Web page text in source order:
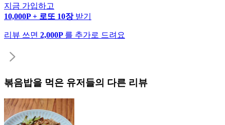
지금 가입하고
10,000P + 로또 10장 받기
리뷰 쓰면 2,000P 를 추가로 드려요
볶음밥을 먹은 유저들의 다른 리뷰